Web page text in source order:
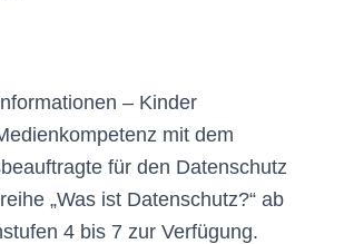
– Kinder
mit dem
für den Datenschutz
„Was ist Datenschutz?“ ab
4 bis 7 zur Verfügung.